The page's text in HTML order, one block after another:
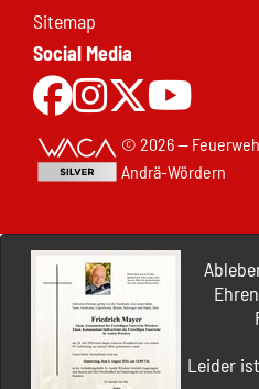
Sitemap
Social Media
Zur Facebookseite
Zu Instgram
Zu X.com
© 2026 —
Andrä-Wördern
Leider